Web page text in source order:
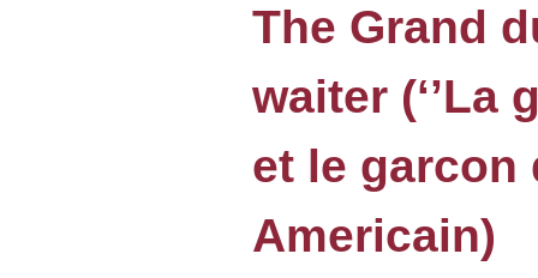
The Grand
waiter (‘’La
et le garcon
Americain)